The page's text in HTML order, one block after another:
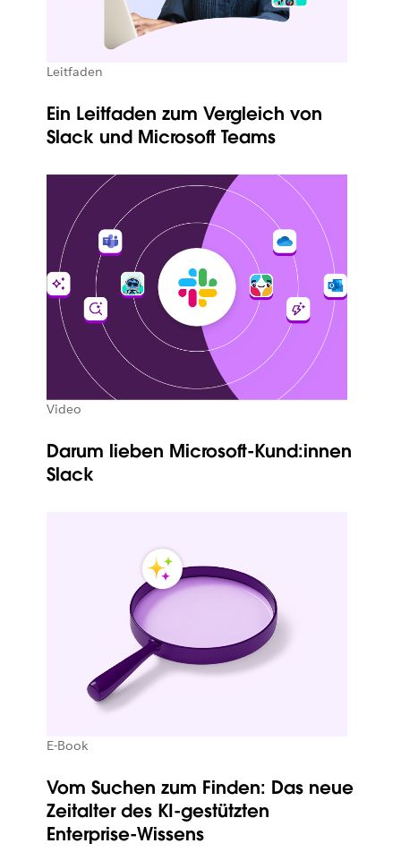
Leitfaden
Ein Leitfaden zum Vergleich von
Slack und Microsoft Teams
Video
Darum lieben Microsoft-Kund:innen
Slack
E-Book
Vom Suchen zum Finden: Das neue
Zeitalter des KI-gestützten
Enterprise-Wissens